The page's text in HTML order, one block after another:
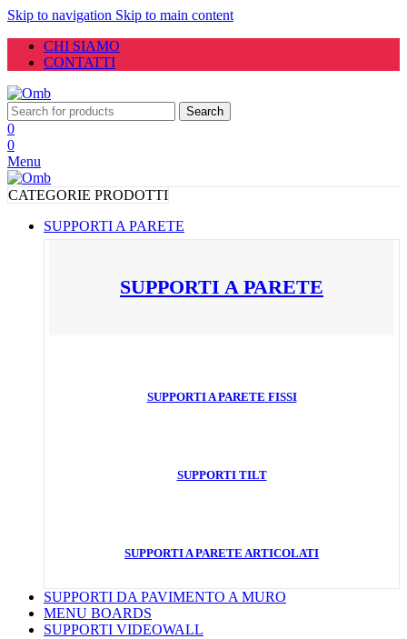
Skip to navigation Skip to main content
CHI SIAMO
CONTATTI
Search
0
0
Menu
CATEGORIE PRODOTTI
SUPPORTI A PARETE
SUPPORTI A PARETE
SUPPORTI A PARETE FISSI
SUPPORTI TILT
SUPPORTI A PARETE ARTICOLATI
SUPPORTI DA PAVIMENTO A MURO
MENU BOARDS
SUPPORTI VIDEOWALL